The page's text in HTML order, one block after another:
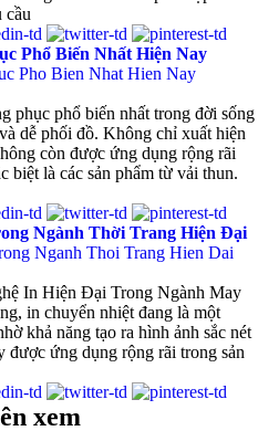
cầu
Phổ Biến Nhất Hiện Nay
phục phổ biến nhất trong đời sống
dễ phối đồ. Không chỉ xuất hiện
còn được ứng dụng rộng rãi
biệt là các sản phẩm từ vải thun.
Ngành Thời Trang Hiện Đại
In Hiện Đại Trong Ngành May
in chuyển nhiệt đang là một
khả năng tạo ra hình ảnh sắc nét
được ứng dụng rộng rãi trong sản
xem
nam nữ hè thu 2017
bơi lội nam và nữ 2017
và quần lót nam giá sỉ